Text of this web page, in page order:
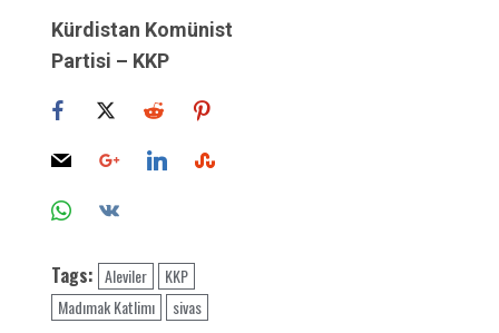
Kürdistan Komünist
Partisi – KKP
Tags: Aleviler
KKP
Madımak Katlimı
sivas